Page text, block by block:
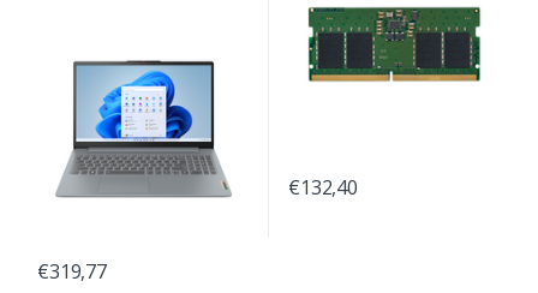
€319,77
€132,40